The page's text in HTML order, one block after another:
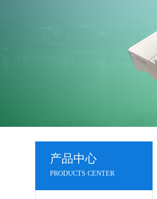
产品中心
PRODUCTS CENTER